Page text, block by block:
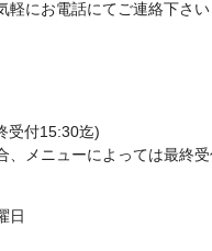
軽にお電話にてご連絡下さい
受付15:30迄)
メニューによっては最終受
日